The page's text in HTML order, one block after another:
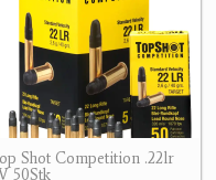
Shot Competition .22lr
50Stk